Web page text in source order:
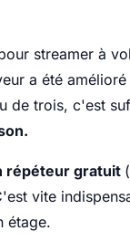
streamer à
a été
de trois, c'est
répéteur gratuit
vite
étage.